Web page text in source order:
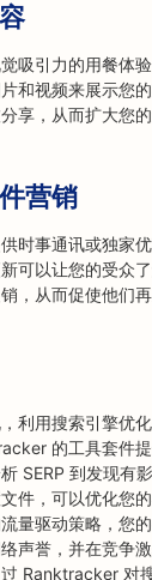
吸引力的用餐体
和视频来展示您
享，从而扩大您
营销
时事通讯或独家
可以让您的受众
，从而促使他们再
利用搜索引擎优
的工具套件
SERP 到发现有
件，可以优化您
量驱动策略，您
声誉，并在竞争
Ranktracker 对